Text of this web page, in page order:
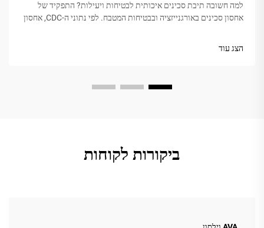
למה חשובה תיבת סכינים איכותית לבטיחות ויעילות? התפקיד של
אחסון סכינים באורגנייזציה ובבטיחות המטבח. לפי נתוני ה-CDC, אחסון
הצג עוד
ביקורות לקוחות